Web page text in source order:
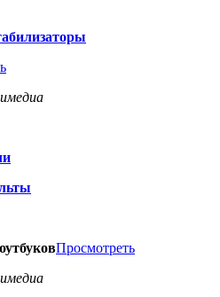
Просмотреть